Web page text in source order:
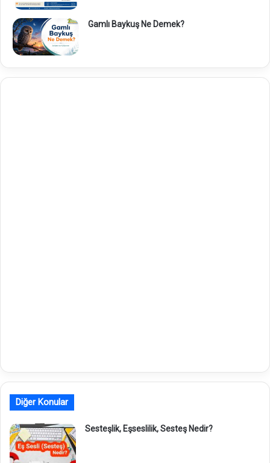
Gamlı Baykuş Ne Demek?
Diğer Konular
Sesteşlik, Eşseslilik, Sesteş Nedir?